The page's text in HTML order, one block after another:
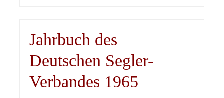
Jahrbuch des
Deutschen Segler-
Verbandes 1965